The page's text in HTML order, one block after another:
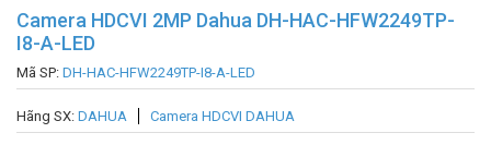
Camera HDCVI 2MP Dahua DH-HAC-HFW2249TP-
I8-A-LED
Mã SP: DH-HAC-HFW2249TP-I8-A-LED
Hãng SX: DAHUA Camera HDCVI DAHUA